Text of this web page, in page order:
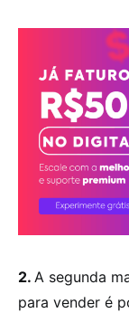
2. A segunda
para vender é